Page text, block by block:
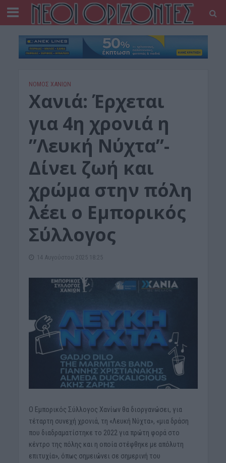
ΝΟΜΌΣ ΧΑΝΊΩΝ
Χανιά: Έρχεται
για 4η χρονιά η
”Λευκή Νύχτα”-
Δίνει ζωή και
χρώμα στην πόλη
λέει ο Εμπορικός
Σύλλογος
14 Αυγούστου 2025 18:25
Ο Εμπορικός Σύλλογος Χανίων θα διοργανώσει, για
τέταρτη συνεχή χρονιά, τη «Λευκή Νύχτα», «μια δράση
που διαδραματίστηκε το 2022 για πρώτη φορά στο
κέντρο της πόλης και η οποία στέφθηκε με απόλυτη
επιτυχία», όπως σημειώνει σε σημερινή του